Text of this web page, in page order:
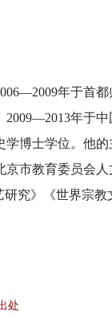
年于首
年于
博士学位。他的
市教育委员会
究》《世界宗教
处